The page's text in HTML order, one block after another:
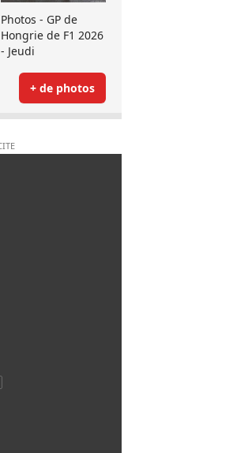
Photos - GP de
Hongrie de F1 2026
- Jeudi
+ de photos